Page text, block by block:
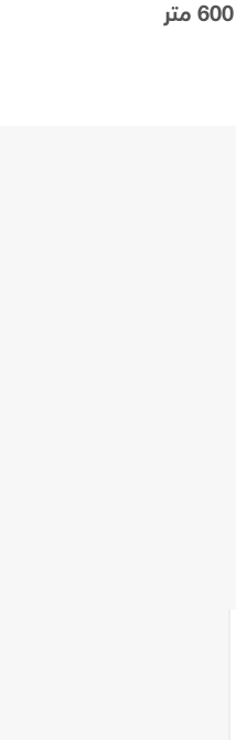
السد السطحى يبلغ ارتفاعه 13 متر و طوله 750 متر ، السد الردمي يتكون من جسم السد و المفيض. بالنسبة للسد الجوفى يبلغ طوله 600 متر